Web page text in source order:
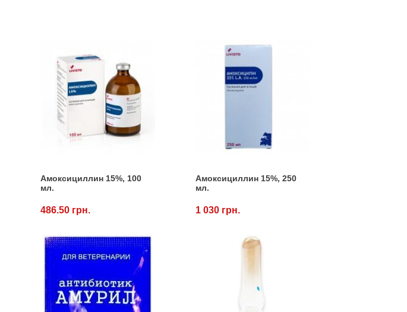
Амоксициллин 15%, 100
мл.
486.50 грн.
Амоксициллин 15%, 250
мл.
1 030 грн.